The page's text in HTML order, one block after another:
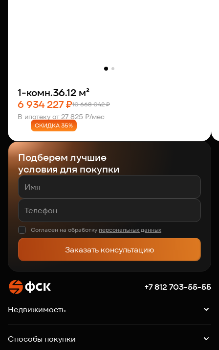
1-комн.36.12 м²
6 934 227 ₽10 668 042 ₽
В ипотеку от 27 825 ₽/мес
СКИДКА 35%
Подберем лучшие
условия для покупки
Согласен на обработку персональных данных
Заказать консультацию
+7 812 703-55-55
Недвижимость
Квартиры
Машино-места
Коммерция
Способы покупки